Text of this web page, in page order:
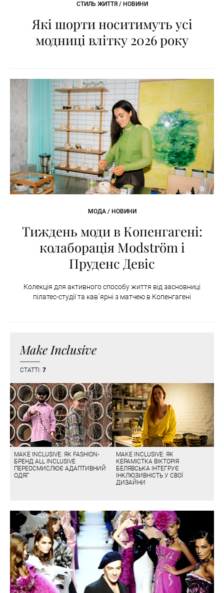
СТИЛЬ ЖИТТЯ / НОВИНИ
Які шорти носитимуть усі
модниці влітку 2026 року
МОДА / НОВИНИ
Тиждень моди в Копенгагені:
колаборація Modström і
Пруденс Девіс
Колекція для активного способу життя від засновниці
пілатес-студії та кав`ярні з матчею в Копенгагені
Make Inclusive
СТАТТІ: 7
MAKE INCLUSIVE: ЯК FASHION-
БРЕНД ALL INCLUSIVE
ПЕРЕОСМИСЛЮЄ АДАПТИВНИЙ
ОДЯГ
MAKE INCLUSIVE: ЯК
КЕРАМІСТКА ВІКТОРІЯ
БЕЛЯВСЬКА ІНТЕГРУЄ
ІНКЛЮЗИВНІСТЬ У СВОЇ
ДИЗАЙНИ